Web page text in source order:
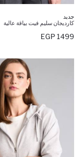
جديد
كارديجان سليم فيت بياقة عالية
1499 EGP